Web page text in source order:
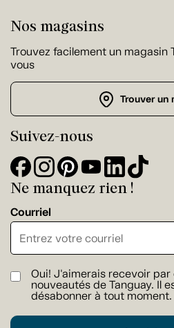
Nos magasins
Trouvez facilement un magasin
vous
Trouver un
Suivez-nous
Ne manquez rien !
Courriel
Oui! J'aimerais recevoir
nouveautés de Tanguay. Il
désabonner à tout moment.